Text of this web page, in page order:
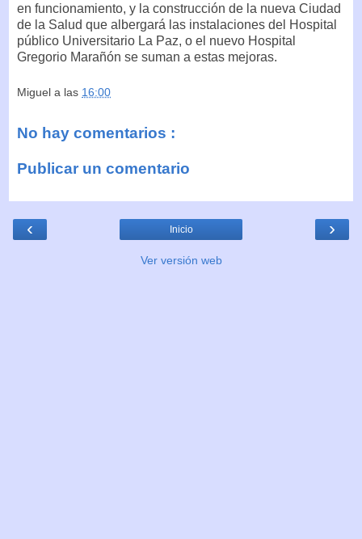
en funcionamiento, y la construcción de la nueva Ciudad
de la Salud que albergará las instalaciones del Hospital
público Universitario La Paz, o el nuevo Hospital
Gregorio Marañón se suman a estas mejoras.
Miguel a las 16:00
No hay comentarios :
Publicar un comentario
‹ ›
Inicio
Ver versión web